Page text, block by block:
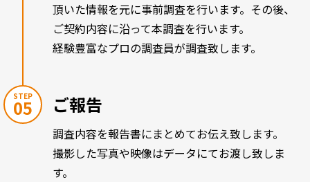
頂いた情報を元に事前調査を行います。その後、
ご契約内容に沿って本調査を行います。
経験豊富なプロの調査員が調査致します。
STEP
05 ご報告
調査内容を報告書にまとめてお伝え致します。
撮影した写真や映像はデータにてお渡し致しま
す。